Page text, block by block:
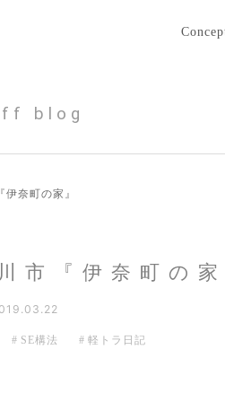
blog
奈町の家』
市『伊奈町の家
SE構法 軽トラ日記